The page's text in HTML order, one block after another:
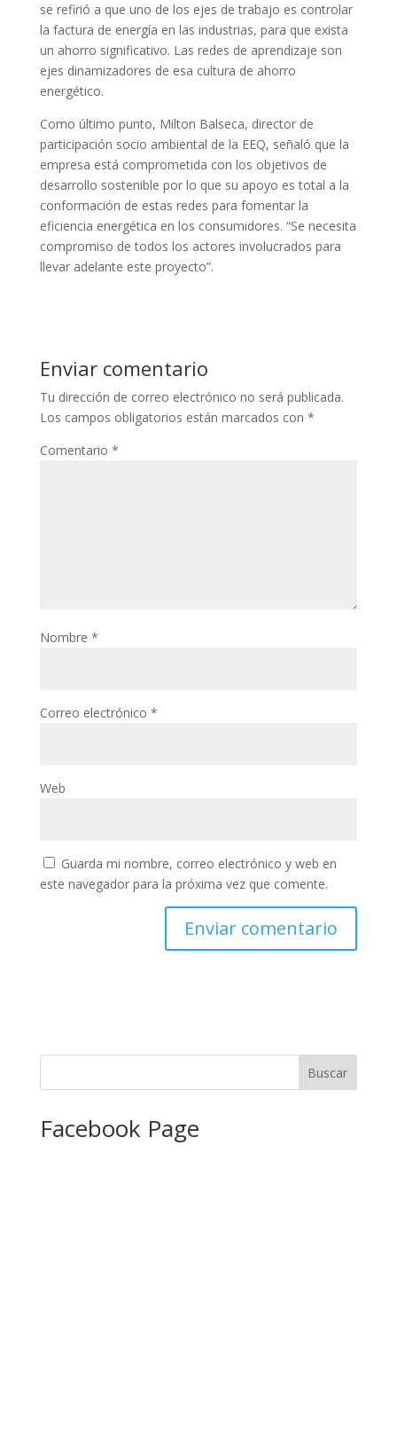
se refirió a que uno de los ejes de trabajo es controlar
la factura de energía en las industrias, para que exista
un ahorro significativo. Las redes de aprendizaje son
ejes dinamizadores de esa cultura de ahorro
energético.
Como último punto, Milton Balseca, director de
participación socio ambiental de la EEQ, señaló que la
empresa está comprometida con los objetivos de
desarrollo sostenible por lo que su apoyo es total a la
conformación de estas redes para fomentar la
eficiencia energética en los consumidores. “Se necesita
compromiso de todos los actores involucrados para
llevar adelante este proyecto”.
Enviar comentario
Tu dirección de correo electrónico no será publicada.
Los campos obligatorios están marcados con *
Comentario *
Nombre *
Correo electrónico *
Web
Guarda mi nombre, correo electrónico y web en
este navegador para la próxima vez que comente.
Facebook Page